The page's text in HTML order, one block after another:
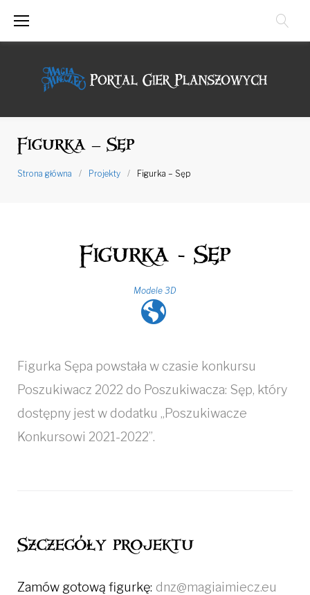
Figurka – Sęp
Strona główna / Projekty / Figurka – Sęp
Figurka - Sęp
Modele 3D
Figurka Sępa powstała w czasie konkursu
Poszukiwacz 2022 do Poszukiwacza: Sęp, który
dostępny jest w dodatku „Poszukiwacze
Konkursowi 2021-2022”.
Szczegóły projektu
Zamów gotową figurkę: dnz@magiaimiecz.eu